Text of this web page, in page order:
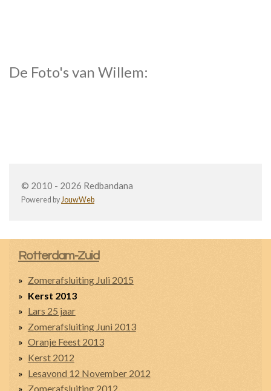
De Foto's van Willem:
© 2010 - 2026 Redbandana
Powered byJouwWeb
Rotterdam-Zuid
Zomerafsluiting Juli 2015
Kerst 2013
Lars 25 jaar
Zomerafsluiting Juni 2013
Oranje Feest 2013
Kerst 2012
Lesavond 12 November 2012
Zomerafsluiting 2012